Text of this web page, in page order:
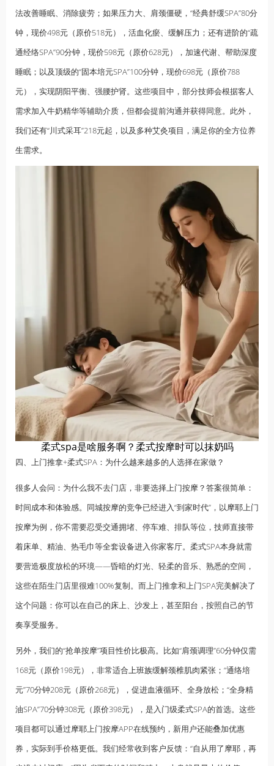
法改善睡眠、消除疲劳；如果压力大、肩颈僵硬，“经典舒缓SPA”80分
钟，现价498元（原价518元），活血化瘀、缓解压力；还有进阶的“疏
通经络SPA”90分钟，现价598元（原价628元），加速代谢、帮助深度
睡眠；以及顶级的“固本培元SPA”100分钟，现价698元（原价788
元），实现阴阳平衡、强腰护肾。这些项目中，部分技师会根据客人
需求加入牛奶精华等辅助介质，但都会提前沟通并获得同意。此外，
我们还有“川式采耳”218元起，以及多种艾灸项目，满足你的全方位养
生需求。
柔式spa是啥服务啊？柔式按摩时可以抹奶吗
四、上门推拿+柔式SPA：为什么越来越多的人选择在家做？
很多人会问：为什么我不去门店，非要选择上门按摩？答案很简单：
时间成本和体验感。同城按摩的竞争已经进入“到家时代”，以摩耶上门
按摩为例，你不需要忍受交通拥堵、停车难、排队等位，技师直接带
着床单、精油、热毛巾等全套设备进入你家客厅。柔式SPA本身就需
要营造极度放松的环境——昏暗的灯光、轻柔的音乐、熟悉的空间，
这些在陌生门店里很难100%复制。而上门推拿和上门SPA完美解决了
这个问题：你可以在自己的床上、沙发上，甚至阳台，按照自己的节
奏享受服务。
另外，我们的“抢单按摩”项目性价比极高。比如“肩颈调理”60分钟仅需
168元（原价198元），非常适合上班族缓解颈椎肌肉紧张；“通络培
元”70分钟208元（原价268元），促进血液循环、全身放松；“全身精
油SPA”70分钟308元（原价398元），是入门级柔式SPA的首选。这些
项目都可以通过摩耶上门按摩APP在线预约，新用户还能叠加优惠
券，实际到手价格更低。我们经常收到客户反馈：“自从用了摩耶，再